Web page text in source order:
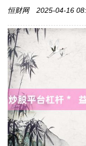
恒财网 2025-04-16